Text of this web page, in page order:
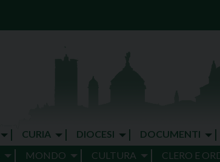
CURIA DIOCESI DOCUMENTI
MONDO CULTURA CLERO E